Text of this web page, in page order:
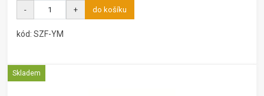
- + do košíku
kód: SZF-YM
Skladem